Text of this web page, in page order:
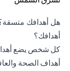
هل أهدافك متسقة؟
أهدافك؟
كل شخص يضع
أهداف الصحة